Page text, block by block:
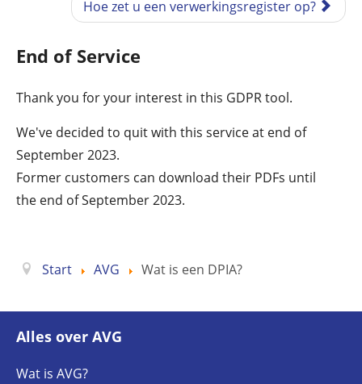
Hoe zet u een verwerkingsregister op?
End of Service
Thank you for your interest in this GDPR tool.
We've decided to quit with this service at end of
September 2023.
Former customers can download their PDFs until
the end of September 2023.
Start AVG Wat is een DPIA?
Alles over AVG
Wat is AVG?